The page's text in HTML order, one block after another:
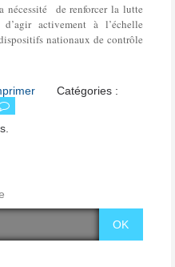
nécessité de renforcer la lutte
activement à l’échelle
nationaux de contrôle
Catégories :